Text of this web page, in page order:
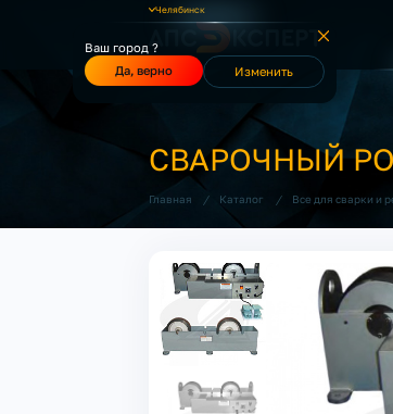
Челябинск
Ваш город ?
Да, верно
Изменить
СВАРОЧНЫЙ
Главная / Каталог / Все для сварки и